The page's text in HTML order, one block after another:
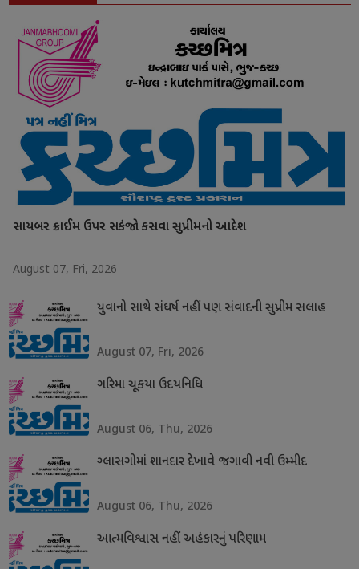
સાયબર ક્રાઈમ ઉપર સકંજો કસવા સુપ્રીમનો આદેશ
August 07, Fri, 2026
યુવાનો સાથે સંઘર્ષ નહીં પણ સંવાદની સુપ્રીમ સલાહ
August 07, Fri, 2026
ગરિમા ચૂકયા ઉદયનિધિ
August 06, Thu, 2026
ગ્લાસગોમાં શાનદાર દેખાવે જગાવી નવી ઉમ્મીદ
August 06, Thu, 2026
આત્મવિશ્વાસ નહીં અહંકારનું પરિણામ